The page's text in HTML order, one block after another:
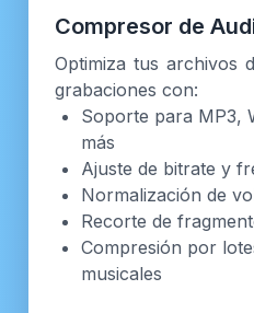
Compresor de
Optimiza tus archivos
grabaciones con:
Soporte para MP3,
más
Ajuste de bitrate y
Normalización de
Recorte de
Compresión por
musicales